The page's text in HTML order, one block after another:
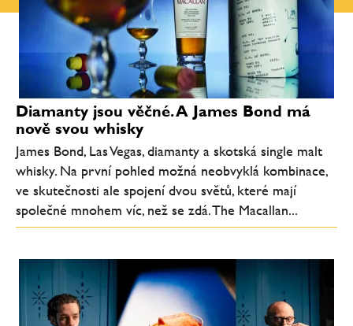
Diamanty jsou věčné. A James Bond má
nově svou whisky
James Bond, Las Vegas, diamanty a skotská single malt
whisky. Na první pohled možná neobvyklá kombinace,
ve skutečnosti ale spojení dvou světů, které mají
společné mnohem víc, než se zdá. The Macallan...